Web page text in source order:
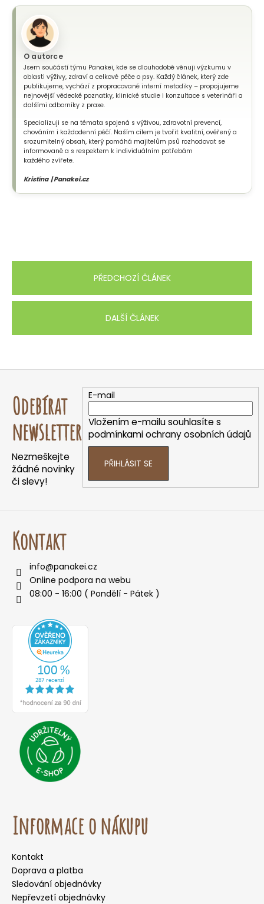
O autorce
Jsem součástí týmu Panakei, kde se dlouhodobě věnuji výzkumu v
oblasti výživy, zdraví a celkové péče o psy. Každý článek, který zde
publikujeme, vychází z propracované interní metodiky – propojujeme
nejnovější vědecké poznatky, klinické studie i konzultace s veterináři a
dalšími odborníky z praxe.
Specializuji se na témata spojená s výživou, zdravotní prevencí,
chováním i každodenní péčí. Naším cílem je tvořit kvalitní, ověřený a
srozumitelný obsah, který pomáhá majitelům psů rozhodovat se
informovaně a s respektem k individuálním potřebám
každého zvířete.
Kristína | Panakei.cz
PŘEDCHOZÍ ČLÁNEK
DALŠÍ ČLÁNEK
Z
Odebírat
newsletter
Nezmeškejte
žádné novinky
či slevy!
E-mail
Vložením e-mailu souhlasíte s
podmínkami ochrany osobních údajů
PŘIHLÁSIT SE
Kontakt
info@panakei.cz
Online podpora na webu
08:00 - 16:00 ( Pondělí - Pátek )
Informace o nákupu
Kontakt
Doprava a platba
Sledování objednávky
Nepřevzetí objednávky